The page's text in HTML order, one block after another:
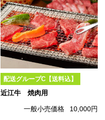
配送グループC【送料込】
近江牛 焼肉用
一般小売価格 10,000円